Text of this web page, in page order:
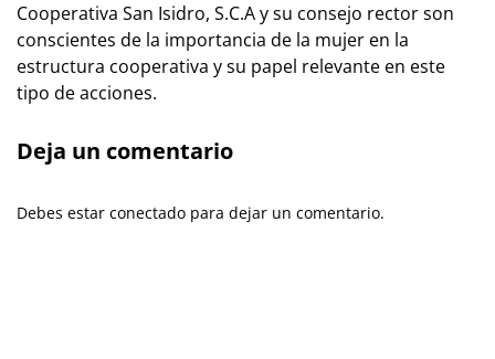
Cooperativa San Isidro, S.C.A y su consejo rector son
conscientes de la importancia de la mujer en la
estructura cooperativa y su papel relevante en este
tipo de acciones.
Deja un comentario
Debes estar conectado para dejar un comentario.